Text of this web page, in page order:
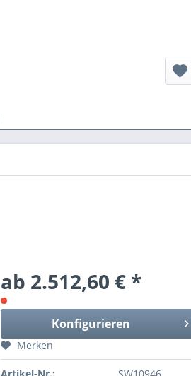
ab 2.512,60 € *
Konfigurieren
Merken